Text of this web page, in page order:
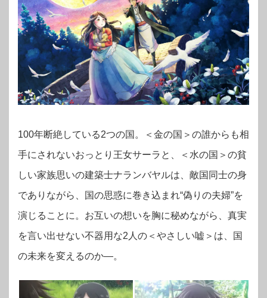
100年断絶している2つの国。＜金の国＞の誰からも相
手にされないおっとり王女サーラと、＜水の国＞の貧
しい家族思いの建築士ナランバヤルは、敵国同士の身
でありながら、国の思惑に巻き込まれ“偽りの夫婦”を
演じることに。お互いの想いを胸に秘めながら、真実
を言い出せない不器用な2人の＜やさしい嘘＞は、国
の未来を変えるのか―。